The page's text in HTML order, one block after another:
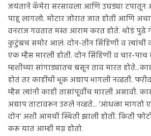
जयंताने कॅमेरा सरसावला आणि उघड्या
पाहू लागलो. मोटार जोरात जात होती आणि
वनराज गवतात मस्त आराम करत होते. थोडं पुढे
कुटुंबच समोर आलं. दोन-तीन सिंहिणी व त्यांची
एक म्हैस मारली होती. दोन सिंहिणी व चार-पाच
म्हशीच्या सांगाड्यातच बसून ताव मारत
होतं तर काहींची भूक अद्याप भागली नव्हती.
म्हैस त्यांनी काही तासांपूर्वीच मारली असावी.
अद्याप ताटावरून उठले नव्हते... ‘आंधळा
दोन’ अशी आमची स्थिती झाली होती. किती
करू यात आम्ही मग्न होतो.